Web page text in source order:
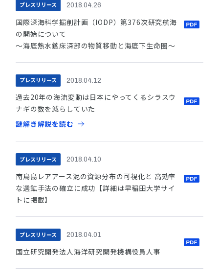
プレスリリース 2018.04.26
国際深海科学掘削計画（IODP）第376次研究航海
の開始について
～海底熱水鉱床深部の物質移動と海底下生命圏～
プレスリリース 2018.04.12
過去20年の海流変動は日本にやってくるシラスウ
ナギの数を減らしていた
謎解き解説を読む
プレスリリース 2018.04.10
南鳥島レアアース泥の資源分布の可視化と 高効率
な選鉱手法の確立に成功【詳細は早稲田大学サイ
トに掲載】
プレスリリース 2018.04.01
国立研究開発法人海洋研究開発機構役員人事